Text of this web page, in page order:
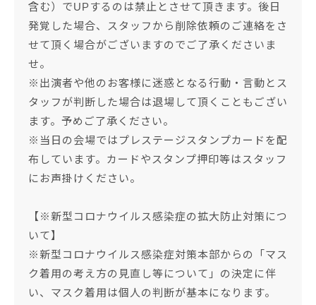
含む）でUPするのは禁止とさせて頂きます。後日
発覚した場合、スタッフから削除依頼のご連絡をさ
せて頂く場合がございますのでご了承くださいま
せ。
※出演者や他のお客様に迷惑となる行動・言動とス
タッフが判断した場合は退場して頂くこともござい
ます。予めご了承ください。
※当日の会場ではプレステージスタンプカードを配
布しています。カードやスタンプ押印等はスタッフ
にお声掛けください。
【※新型コロナウイルス感染症の拡大防止対策につ
いて】
※新型コロナウイルス感染症対策本部からの「マス
ク着用の考え方の見直し等について」の決定に伴
い、マスク着用は個人の判断が基本になります。